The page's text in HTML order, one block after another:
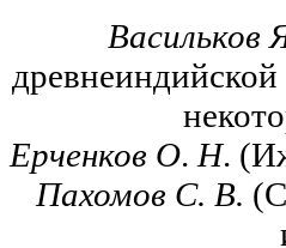
Васильков
Ерченков О. Н.
Пахомов С. В.